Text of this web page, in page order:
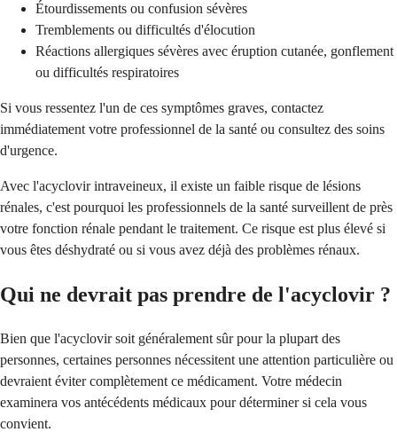
Étourdissements ou confusion sévères
Tremblements ou difficultés d'élocution
Réactions allergiques sévères avec éruption cutanée, gonflement
ou difficultés respiratoires
Si vous ressentez l'un de ces symptômes graves, contactez
immédiatement votre professionnel de la santé ou consultez des soins
d'urgence.
Avec l'acyclovir intraveineux, il existe un faible risque de lésions
rénales, c'est pourquoi les professionnels de la santé surveillent de près
votre fonction rénale pendant le traitement. Ce risque est plus élevé si
vous êtes déshydraté ou si vous avez déjà des problèmes rénaux.
Qui ne devrait pas prendre de l'acyclovir ?
Bien que l'acyclovir soit généralement sûr pour la plupart des
personnes, certaines personnes nécessitent une attention particulière ou
devraient éviter complètement ce médicament. Votre médecin
examinera vos antécédents médicaux pour déterminer si cela vous
convient.